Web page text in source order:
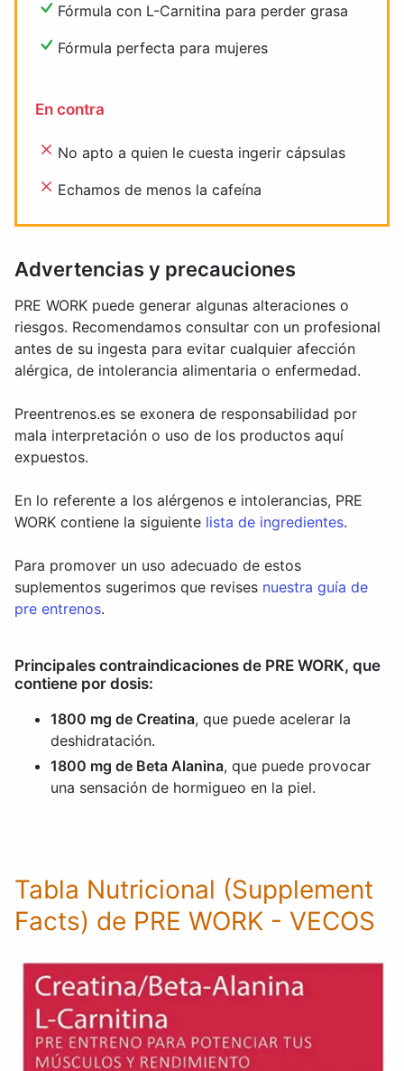
Fórmula con L-Carnitina para perder grasa
Fórmula perfecta para mujeres
En contra
No apto a quien le cuesta ingerir cápsulas
Echamos de menos la cafeína
Advertencias y precauciones
PRE WORK puede generar algunas alteraciones o
riesgos. Recomendamos consultar con un profesional
antes de su ingesta para evitar cualquier afección
alérgica, de intolerancia alimentaria o enfermedad.
Preentrenos.es se exonera de responsabilidad por
mala interpretación o uso de los productos aquí
expuestos.
En lo referente a los alérgenos e intolerancias, PRE
WORK contiene la siguiente lista de ingredientes.
Para promover un uso adecuado de estos
suplementos sugerimos que revises nuestra guía de
pre entrenos.
Principales contraindicaciones de PRE WORK, que
contiene por dosis:
1800 mg de Creatina, que puede acelerar la
deshidratación.
1800 mg de Beta Alanina, que puede provocar
una sensación de hormigueo en la piel.
Tabla Nutricional (Supplement
Facts) de PRE WORK - VECOS